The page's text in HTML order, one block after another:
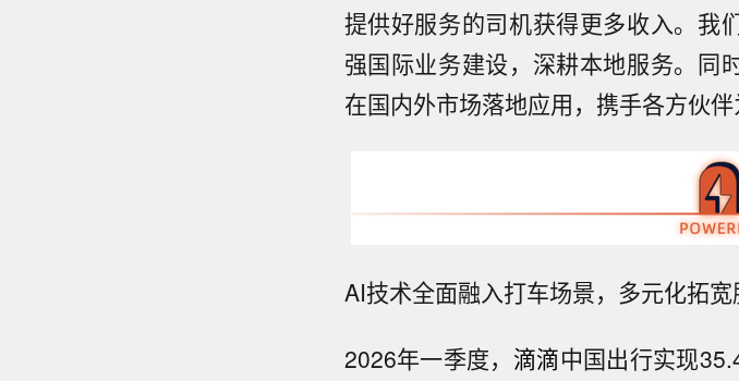
提供好服务的司机获得更多收入。我
强国际业务建设，深耕本地服务。同
在国内外市场落地应用，携手各方伙伴
AI技术全面融入打车场景，多元化拓
2026年一季度， 滴滴中国出行实现